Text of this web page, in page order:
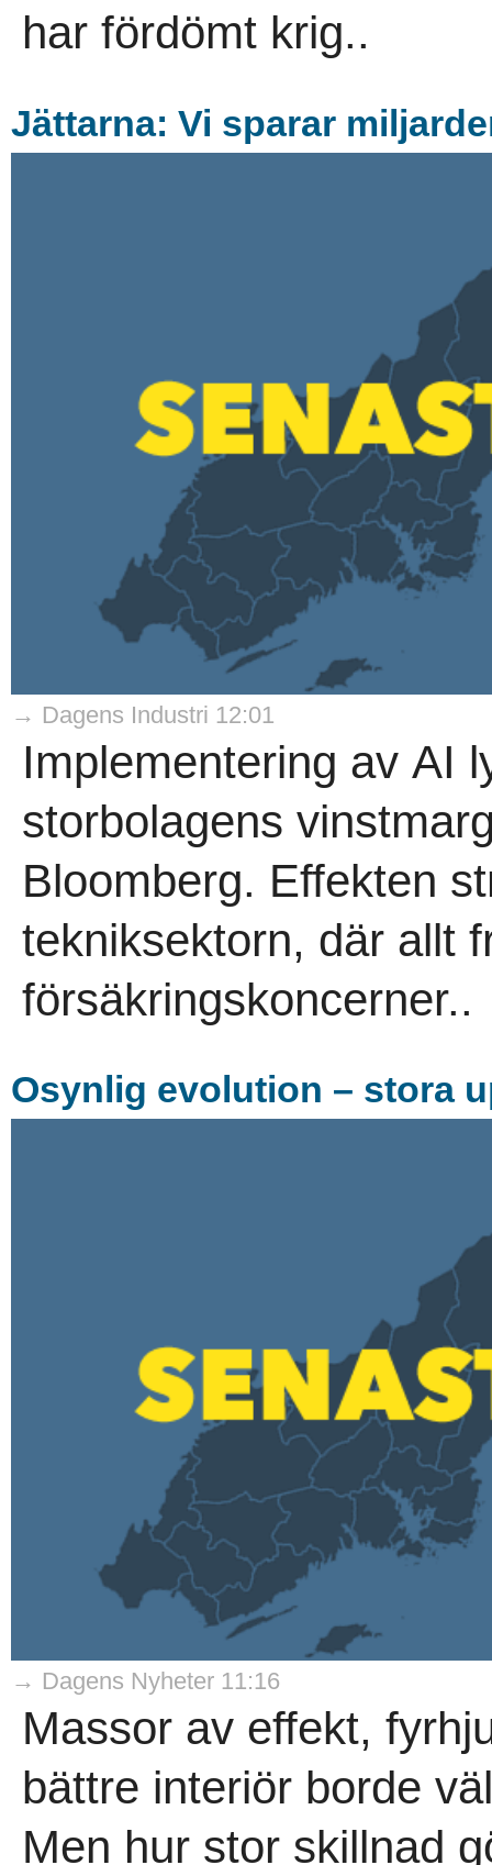
har fördömt krig..
Jättarna: Vi sparar
→ Dagens Industri 12:01
Implementering av AI
storbolagens
Bloomberg. Effekten
tekniksektorn, där allt
försäkringskoncerner..
Osynlig evolution – stora
→ Dagens Nyheter 11:16
Massor av effekt,
bättre interiör borde
Men hur stor skillnad